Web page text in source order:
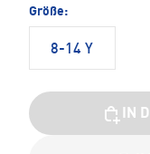
Größe:
8-14 Y
IN